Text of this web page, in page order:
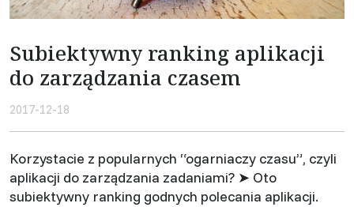
Subiektywny ranking aplikacji
do zarządzania czasem
2017-12-18
Korzystacie z popularnych “ogarniaczy czasu”, czyli
aplikacji do zarządzania zadaniami? ➤ Oto
subiektywny ranking godnych polecania aplikacji.